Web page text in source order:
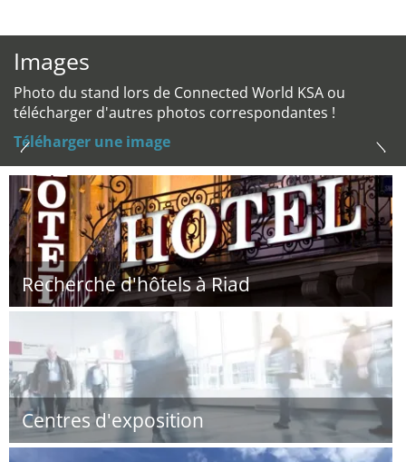
Images
Photo du stand lors de Connected World KSA ou
télécharger d'autres photos correspondantes !
Téléharger une image
Recherche d'hôtels à Riad
Centres d'exposition